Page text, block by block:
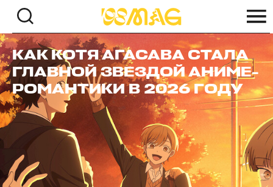
КАК КОТЯ АГАСАВА СТАЛА
ГЛАВНОЙ ЗВЕЗДОЙ АНИМЕ-
РОМАНТИКИ В 2026 ГОДУ